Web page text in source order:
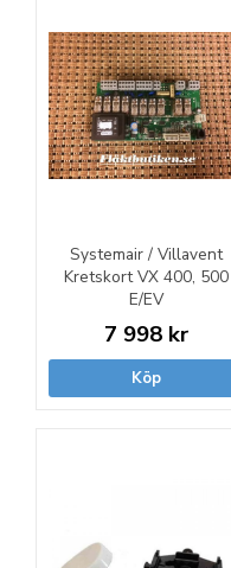
Systemair / Villavent
Kretskort VX 400, 500
E/EV
7 998 kr
Köp